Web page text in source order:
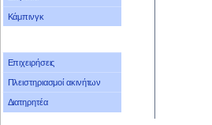
Κάμπινγκ
Επιχειρήσεις
Πλειστηριασμοί ακινήτων
Διατηρητέα